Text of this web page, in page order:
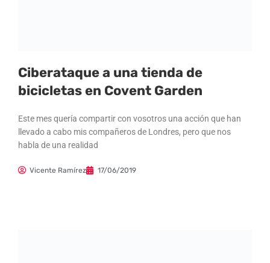
Ciberataque a una tienda de
bicicletas en Covent Garden
Este mes quería compartir con vosotros una acción que han
llevado a cabo mis compañeros de Londres, pero que nos
habla de una realidad
Vicente Ramírez 17/06/2019